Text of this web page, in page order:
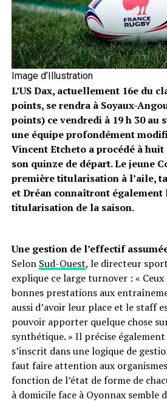
Image d’Illustration
L’US Dax, actuellement 16e du
points, se rendra à Soyaux-
points) ce vendredi à 19 h 30 au
une équipe profondément
Vincent Etcheto a procédé à
son quinze de départ. Le jeune
première titularisation à l’aile,
et Dréan connaîtront
titularisation de la saison.
Une gestion de l’effectif
Selon Sud-Ouest, le directeur
explique ce large turnover : «
bonnes prestations aux
aussi d’avoir leur place et le staff
pouvoir apporter quelque chose
synthétique. » Il précise
s’inscrit dans une logique de
faut faire attention aux
fonction de l’état de forme de
à domicile face à Oyonnax semble